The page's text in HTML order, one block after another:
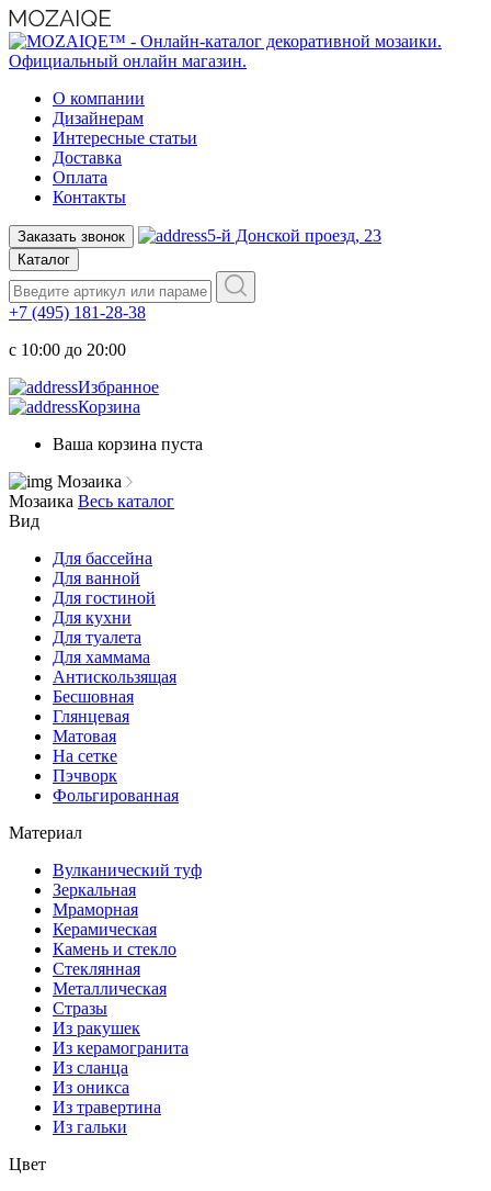
О компании
Дизайнерам
Интересные статьи
Доставка
Оплата
Контакты
Заказать звонок 5-й Донской проезд, 23
Каталог
+7 (495) 181-28-38
c 10:00 до 20:00
Избранное
Корзина
Ваша корзина пуста
Мозаика
Мозаика Весь каталог
Вид
Для бассейна
Для ванной
Для гостиной
Для кухни
Для туалета
Для хаммама
Антискользящая
Бесшовная
Глянцевая
Матовая
На сетке
Пэчворк
Фольгированная
Материал
Вулканический туф
Зеркальная
Мраморная
Керамическая
Камень и стекло
Стеклянная
Металлическая
Стразы
Из ракушек
Из керамогранита
Из сланца
Из оникса
Из травертина
Из гальки
Цвет